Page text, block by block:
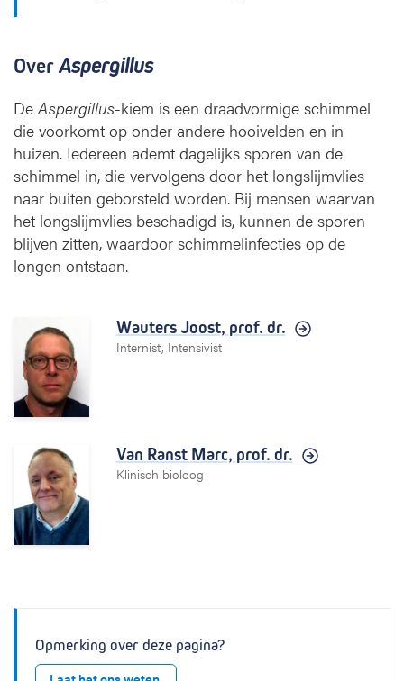
OverAspergillus
De Aspergillus-kiem is een draadvormige schimmel
die voorkomt op onder andere hooivelden en in
huizen. Iedereen ademt dagelijks sporen van de
schimmel in, die vervolgens door het longslijmvlies
naar buiten geborsteld worden. Bij mensen waarvan
het longslijmvlies beschadigd is, kunnen de sporen
blijven zitten, waardoor schimmelinfecties op de
longen ontstaan.
Wauters Joost, prof. dr.
Internist, Intensivist
Van Ranst Marc, prof. dr.
Klinisch bioloog
Opmerking over deze pagina?